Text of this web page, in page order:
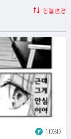
정렬변경
1030